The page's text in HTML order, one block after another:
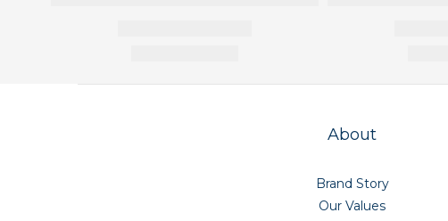
About
Brand Story
Our Values